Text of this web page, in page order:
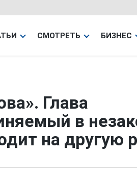
СМОТРЕТЬ БИЗНЕС
Глава
в
на другую